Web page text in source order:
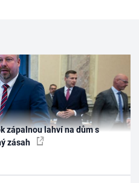
zápalnou lahví na dům s
zásah